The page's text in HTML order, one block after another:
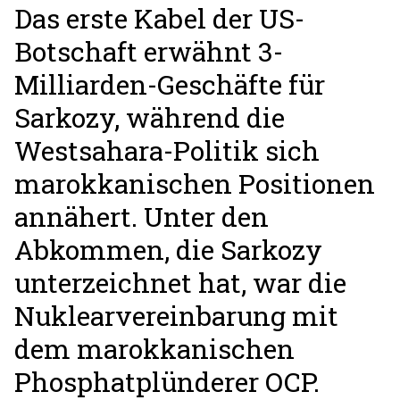
Das erste Kabel der US-
Botschaft erwähnt 3-
Milliarden-Geschäfte für
Sarkozy, während die
Westsahara-Politik sich
marokkanischen Positionen
annähert. Unter den
Abkommen, die Sarkozy
unterzeichnet hat, war die
Nuklearvereinbarung mit
dem marokkanischen
Phosphatplünderer OCP.